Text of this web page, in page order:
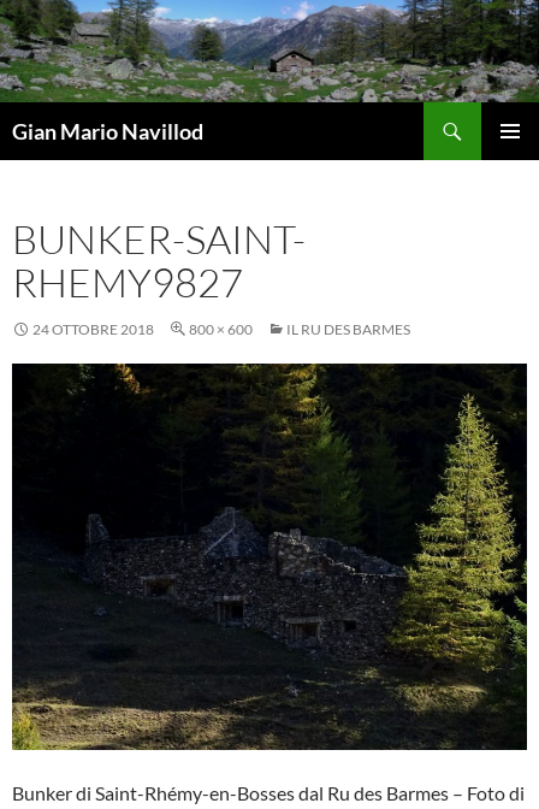
Vai
al
contenuto
Gian Mario Navillod
BUNKER-SAINT-
RHEMY9827
24 OTTOBRE 2018 800 × 600 IL RU DES BARMES
Bunker di Saint-Rhémy-en-Bosses dal Ru des Barmes – Foto di